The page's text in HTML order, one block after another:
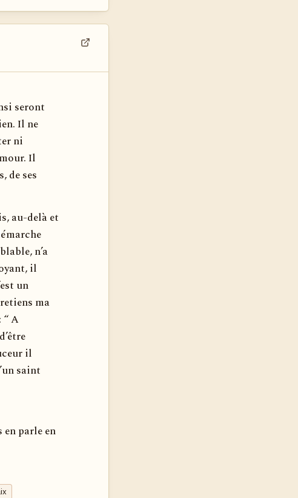
seront
Il ne
ni
Il
de ses
au-delà et
n’a
il
un
ma
“ A
il
saint
parle en